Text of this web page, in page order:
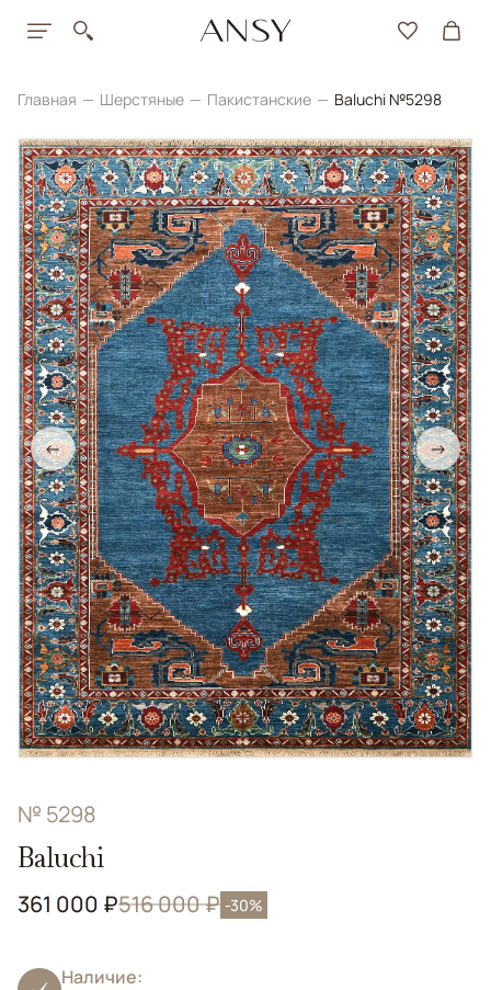
Главная Шерстяные Пакистанские Baluchi №5298
← →
№ 5298
Baluchi
361 000 ₽516 000 ₽ -30%
Наличие: